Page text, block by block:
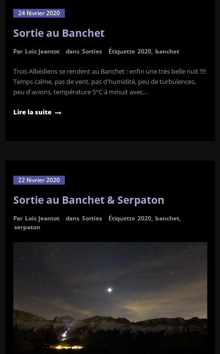
24 février 2020
Sortie au Banchet
Par Loïc Jeantot dans Sorties Étiquette 2020, banchet
Trois Albédiens se rendent au Banchet : enfin une très belle nuit !!!!
Temps calme, pas de vent, pas d'humidité, peu de turbulences,
peu d'avions, température 5°C à minuit avec…
Lire la suite
22 février 2020
Sortie au Banchet & Serpaton
Par Loïc Jeantot dans Sorties Étiquette 2020, banchet,
serpaton